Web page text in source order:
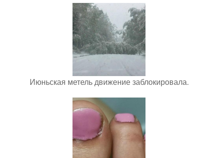
Июньская метель движение заблокировала.